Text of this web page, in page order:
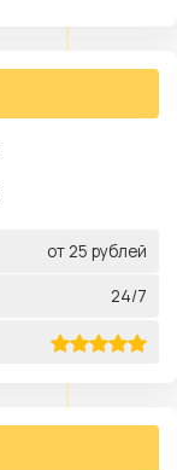
от 25 рублей
24/7